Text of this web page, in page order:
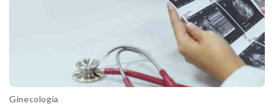
Ginecologia